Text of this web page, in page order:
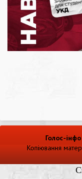
Голос-
Копіювання